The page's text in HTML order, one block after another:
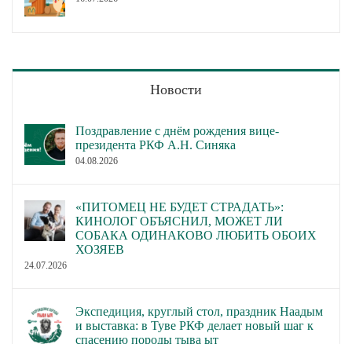
Новости
Поздравление с днём рождения вице-
президента РКФ А.Н. Синяка
04.08.2026
«ПИТОМЕЦ НЕ БУДЕТ СТРАДАТЬ»:
КИНОЛОГ ОБЪЯСНИЛ, МОЖЕТ ЛИ
СОБАКА ОДИНАКОВО ЛЮБИТЬ ОБОИХ
ХОЗЯЕВ
24.07.2026
Экспедиция, круглый стол, праздник Наадым
и выставка: в Туве РКФ делает новый шаг к
спасению породы тыва ыт